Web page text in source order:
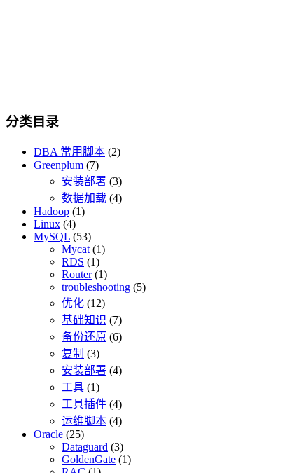
分类目录
DBA 常用脚本 (2)
Greenplum (7)
安装部署 (3)
数据加载 (4)
Hadoop (1)
Linux (4)
MySQL (53)
Mycat (1)
RDS (1)
Router(1)
troubleshooting (5)
优化 (12)
基础知识 (7)
备份还原 (6)
复制 (3)
安装部署 (4)
工具 (1)
工具插件 (4)
运维脚本 (4)
Oracle (25)
Dataguard (3)
GoldenGate (1)